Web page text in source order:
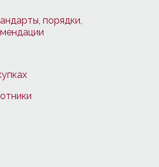
порядки,